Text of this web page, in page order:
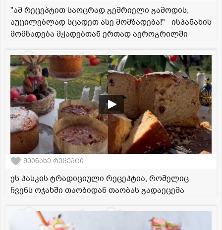
"ამ რეცეპტით საოცრად გემრიელი გამოდის,
აუცილებლად სცადეთ ასე მომზადება!" - ისპანახის
მომზადება მჭადებთან ერთად აეროგრილში
შეინახე რეცეპტი
ეს პასკის ტრადიციული რეცეპტია, რომელიც
ჩვენს ოჯახში თაობიდან თაობას გადაეცემა